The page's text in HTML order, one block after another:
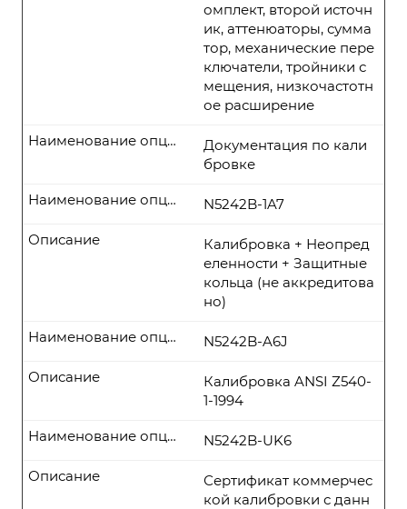
омплект, второй источн
ик, аттенюаторы, сумма
тор, механические пере
ключатели, тройники с
мещения, низкочастотн
ое расширение
Документация по кали
бровке
Наименование опции
N5242B-1A7
Наименование опции
Калибровка + Неопред
еленности + Защитные
кольца (не аккредитова
но)
Описание
N5242B-A6J
Наименование опции
Калибровка ANSI Z540-
1-1994
Описание
N5242B-UK6
Наименование опции
Сертификат коммерчес
кой калибровки с данн
Описание